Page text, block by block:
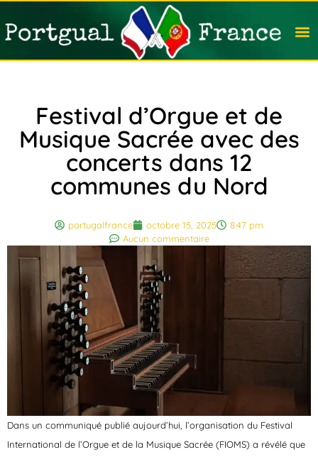
Festival d’Orgue et de
Musique Sacrée avec des
concerts dans 12
communes du Nord
portugalfrance octobre 15, 2025
8:47 pm
Aucun commentaire
Dans un communiqué publié aujourd’hui, l’organisation du Festival
International de l’Orgue et de la Musique Sacrée (FIOMS) a révélé que